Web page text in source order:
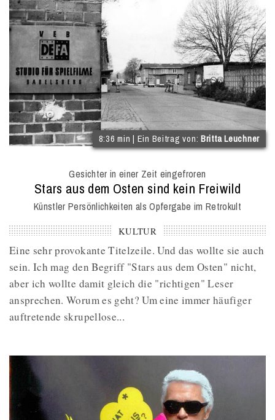
8:36 min | Ein Beitrag von:Britta Leuchner
Gesichter in einer Zeit eingefroren
:
Stars aus dem Osten sind kein Freiwild
Künstler Persönlichkeiten als Opfergabe im Retrokult
KULTUR
Eine sehr provokante Titelzeile. Und das wollte sie auch
sein. Ich mag den Begriff "Stars aus dem Osten" nicht,
aber ich wollte damit gleich die "richtigen" Leser
ansprechen. Worum es geht? Um eine immer häufiger
auftretende skrupellose...